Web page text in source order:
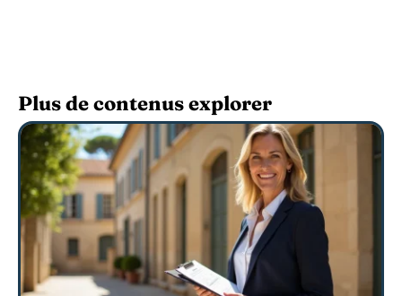
Plus de contenus explorer